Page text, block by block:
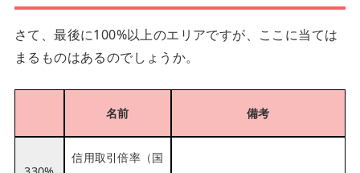
さて、最後に100%以上のエリアですが、ここに当ては
まるものはあるのでしょうか。
名前 備考
信用取引倍率（国